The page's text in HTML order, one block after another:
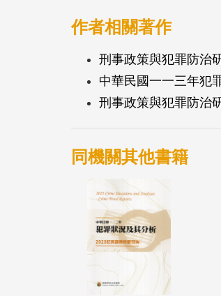
作者相關著作
刑事政策與犯罪防治
中華民國一一三年犯
刑事政策與犯罪防治
同機關其他書籍